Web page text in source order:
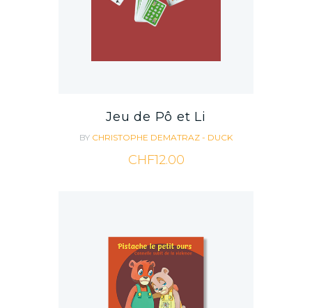
Jeu de Pô et Li
BY CHRISTOPHE DEMATRAZ - DUCK
CHF12.00